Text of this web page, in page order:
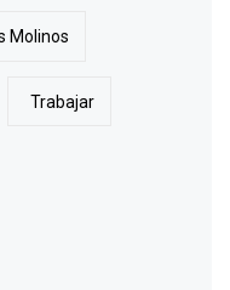
Molinos
Trabajar